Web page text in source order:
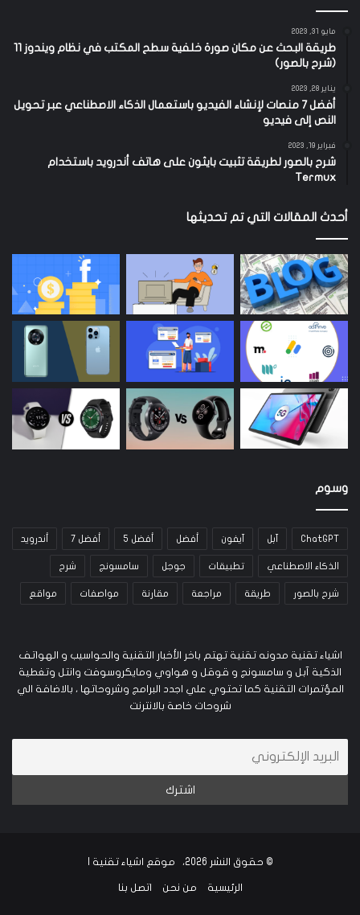
مايو 31, 2023
طريقة البحث عن مكان صورة خلفية سطح المكتب في نظام ويندوز 11
(شرح بالصور)
يناير 28, 2023
أفضل 7 منصات لإنشاء الفيديو باستعمال الذكاء الاصطناعي عبر تحويل
النص إلى فيديو
فبراير 19, 2023
شرح بالصور لطريقة تثبيت بايثون على هاتف أندرويد باستخدام
Termux
أحدث المقالات التي تم تحديثها
وسوم
ChatGPT آبل آيفون أفضل أفضل 5 أفضل 7 أندرويد
الذكاء الاصطناعي تطبيقات جوجل سامسونج شرح
شرح بالصور طريقة مراجعة مقارنة مواصفات مواقع
اشياء تقنية مدونه تقنية تهتم باخر الأخبار التقنية والحواسيب و الهواتف
الذكية آبل و سامسونج و قوقل و هواوي ومايكروسوفت وانتل وتغطية
المؤتمرات التقنية كما تحتوي علي اجدد البرامج وشروحاتها ، بالاضافة الي
شروحات خاصة بالانترنت
© حقوق النشر 2026، موقع اشياء تقنية |
الرئيسية من نحن اتصل بنا